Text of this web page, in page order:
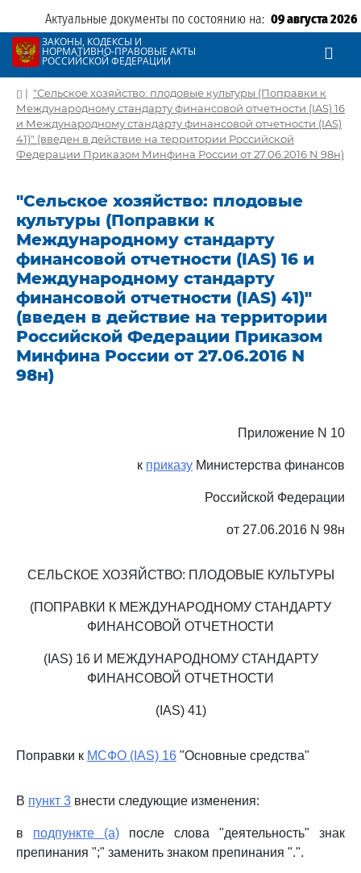
Актуальные документы по состоянию на: 09 августа 2026
ЗАКОНЫ, КОДЕКСЫ И
НОРМАТИВНО-ПРАВОВЫЕ АКТЫ
РОССИЙСКОЙ ФЕДЕРАЦИИ
| "Сельское хозяйство: плодовые культуры (Поправки к
Международному стандарту финансовой отчетности (IAS) 16
и Международному стандарту финансовой отчетности (IAS)
41)" (введен в действие на территории Российской
Федерации Приказом Минфина России от 27.06.2016 N 98н)
"Сельское хозяйство: плодовые
культуры (Поправки к
Международному стандарту
финансовой отчетности (IAS) 16 и
Международному стандарту
финансовой отчетности (IAS) 41)"
(введен в действие на территории
Российской Федерации Приказом
Минфина России от 27.06.2016 N
98н)
Приложение N 10
к приказу Министерства финансов
Российской Федерации
от 27.06.2016 N 98н
СЕЛЬСКОЕ ХОЗЯЙСТВО: ПЛОДОВЫЕ КУЛЬТУРЫ
(ПОПРАВКИ К МЕЖДУНАРОДНОМУ СТАНДАРТУ
ФИНАНСОВОЙ ОТЧЕТНОСТИ
(IAS) 16 И МЕЖДУНАРОДНОМУ СТАНДАРТУ
ФИНАНСОВОЙ ОТЧЕТНОСТИ
(IAS) 41)
Поправки к МСФО (IAS) 16 "Основные средства"
В пункт 3 внести следующие изменения:
в подпункте (a) после слова "деятельность" знак
препинания ";" заменить знаком препинания ".".